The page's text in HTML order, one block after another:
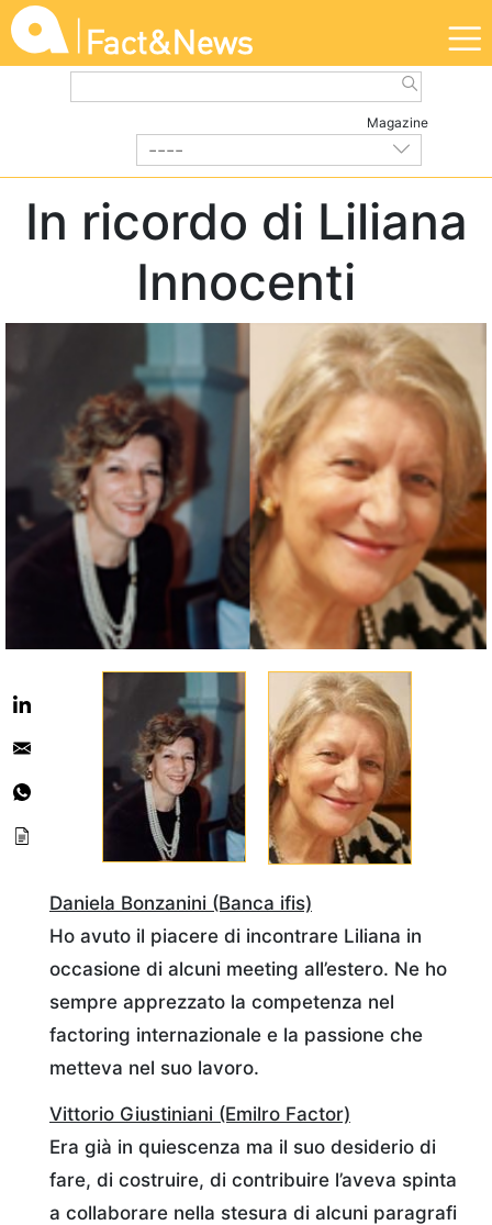
Magazine
----
DALL'ASSOCIAZIONE | Marzo 2020
In ricordo di Liliana
Innocenti
Daniela Bonzanini (Banca ifis)
Ho avuto il piacere di incontrare Liliana in
occasione di alcuni meeting all’estero. Ne ho
sempre apprezzato la competenza nel
factoring internazionale e la passione che
metteva nel suo lavoro.
Vittorio Giustiniani (Emilro Factor)
Era già in quiescenza ma il suo desiderio di
fare, di costruire, di contribuire l’aveva spinta
a collaborare nella stesura di alcuni paragrafi